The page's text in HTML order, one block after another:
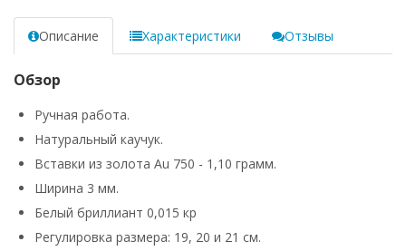
Описание Характеристики Отзывы
Обзор
Ручная работа.
Натуральный каучук.
Вставки из золота Au 750 - 1,10 грамм.
Ширина 3 мм.
Белый бриллиант 0,015 кр
Регулировка размера: 19, 20 и 21 см.